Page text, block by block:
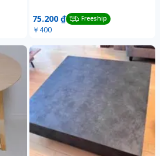
75.200 ₫ Freeship
￥400